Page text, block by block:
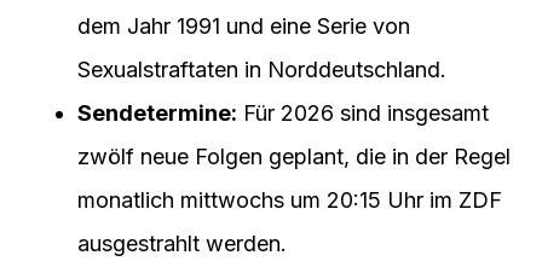
dem Jahr 1991 und eine Serie von
Sexualstraftaten in Norddeutschland.
Sendetermine: Für 2026 sind insgesamt
zwölf neue Folgen geplant, die in der Regel
monatlich mittwochs um 20:15 Uhr im ZDF
ausgestrahlt werden.